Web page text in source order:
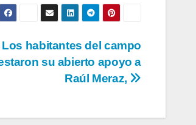
habitantes del campo
su abierto apoyo a
Raúl Meraz,